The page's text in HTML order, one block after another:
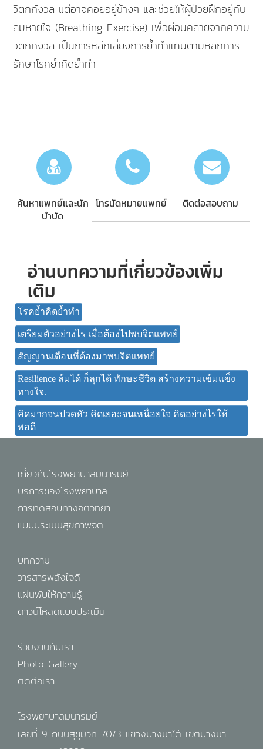
วิตกกังวล แต่อาจคอยอยู่ข้างๆ และช่วยให้ผู้ป่วยฝึกอยู่กับ
ลมหายใจ (Breathing Exercise) เพื่อผ่อนคลายจากความ
วิตกกังวล เป็นการหลีกเลี่ยงการย้ำทำแทนตามหลักการ
รักษาโรคย้ำคิดย้ำทำ
ค้นหาแพทย์และนัก
บำบัด
โทรนัดหมายแพทย์ ติดต่อสอบถาม
อ่านบทความที่เกี่ยวข้องเพิ่ม
เติม
โรคย้ำคิดย้ำทำ
เตรียมตัวอย่างไร เมื่อต้องไปพบจิตแพทย์
สัญญานเตือนที่ต้องมาพบจิตแพทย์
Resilience ล้มได้ ก็ลุกได้ ทักษะชีวิต สร้างความเข้มแข็ง
ทางใจ.
คิดมากจนปวดหัว คิดเยอะจนเหนื่อยใจ คิดอย่างไรให้
พอดี
เกี่ยวกับโรงพยาบาลมนารมย์
บริการของโรงพยาบาล
การทดสอบทางจิตวิทยา
แบบประเมินสุขภาพจิต
บทความ
วารสารพลังใจดี
แผ่นพับให้ความรู้
ดาวน์โหลดแบบประเมิน
ร่วมงานกับเรา
Photo Gallery
ติดต่อเรา
โรงพยาบาลมนารมย์
เลขที่ 9 ถนนสุขุมวิท 70/3 แขวงบางนาใต้ เขตบางนา